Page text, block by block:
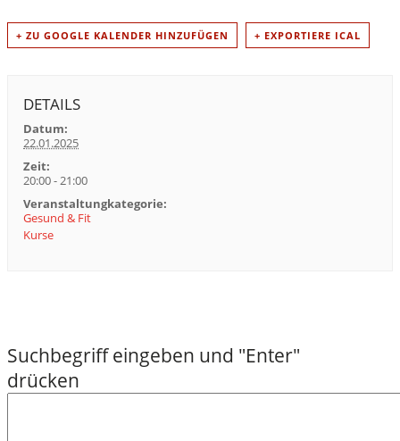
+ ZU GOOGLE KALENDER HINZUFÜGEN + EXPORTIERE ICAL
DETAILS
Datum:
22.01.2025
Zeit:
20:00 - 21:00
Veranstaltungkategorie:
Gesund & Fit
Kurse